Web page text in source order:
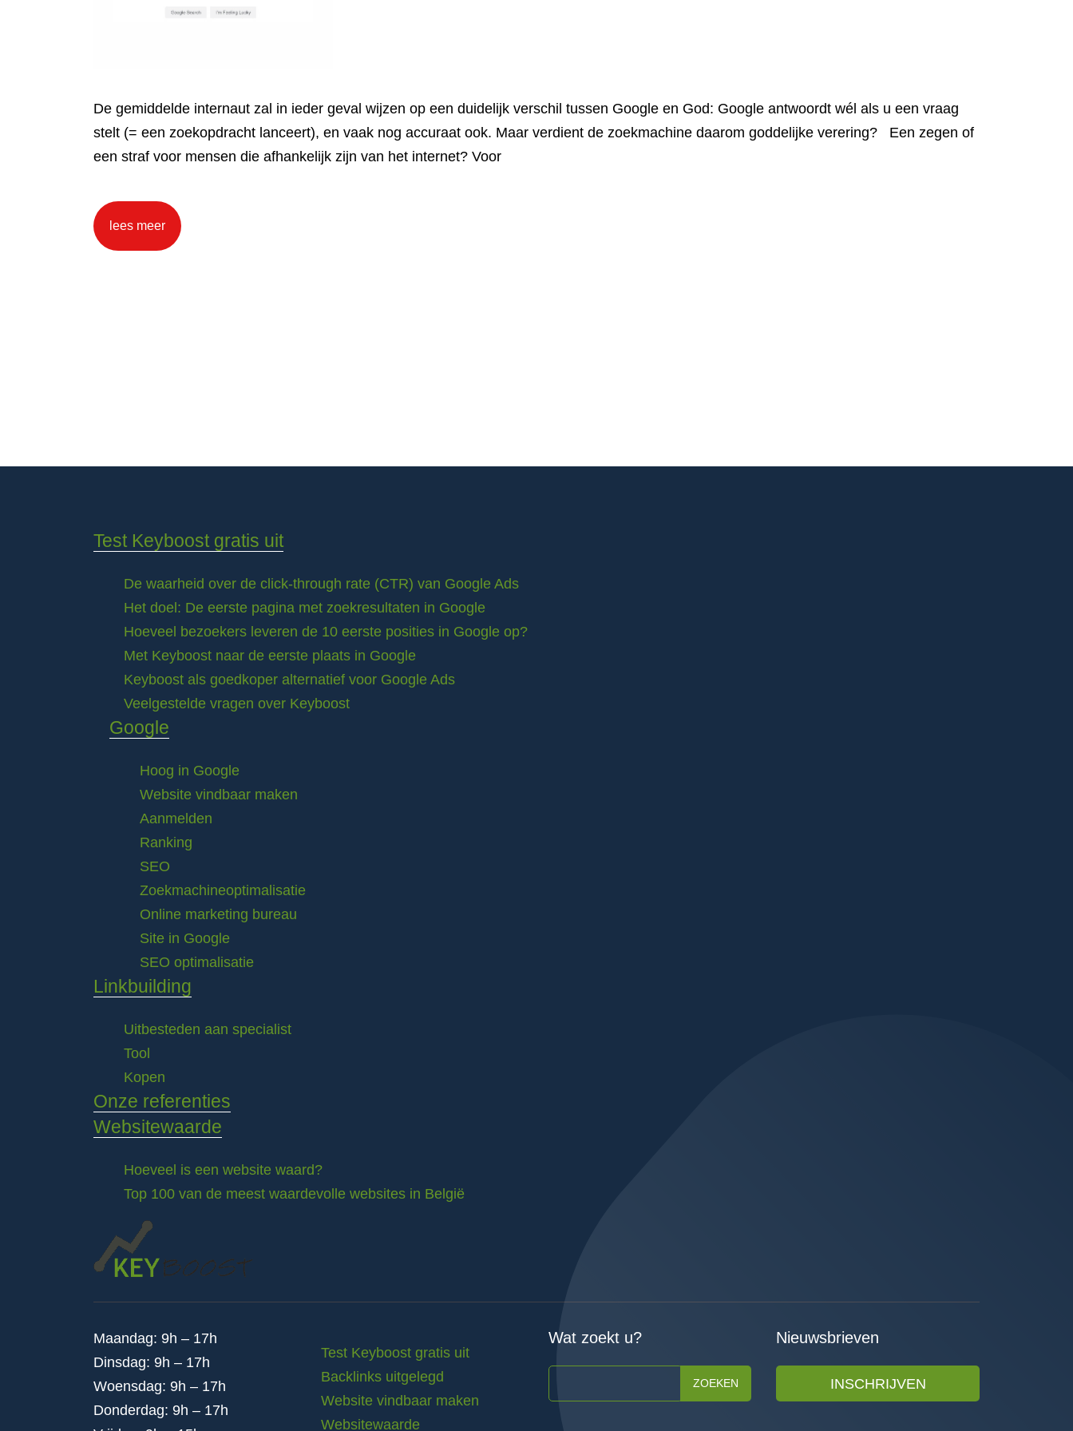
De gemiddelde internaut zal in ieder geval wijzen op een duidelijk verschil tussen Google en God: Google antwoordt wél als u een vraag
stelt (= een zoekopdracht lanceert), en vaak nog accuraat ook. Maar verdient de zoekmachine daarom goddelijke verering? Een zegen of
een straf voor mensen die afhankelijk zijn van het internet? Voor
lees meer
Test Keyboost gratis uit
De waarheid over de click-through rate (CTR) van Google Ads
Het doel: De eerste pagina met zoekresultaten in Google
Hoeveel bezoekers leveren de 10 eerste posities in Google op?
Met Keyboost naar de eerste plaats in Google
Keyboost als goedkoper alternatief voor Google Ads
Veelgestelde vragen over Keyboost
Google
Hoog in Google
Website vindbaar maken
Aanmelden
Ranking
SEO
Zoekmachineoptimalisatie
Online marketing bureau
Site in Google
SEO optimalisatie
Linkbuilding
Uitbesteden aan specialist
Tool
Kopen
Onze referenties
Websitewaarde
Hoeveel is een website waard?
Top 100 van de meest waardevolle websites in België
Maandag: 9h – 17h
Dinsdag: 9h – 17h
Woensdag: 9h – 17h
Donderdag: 9h – 17h
Test Keyboost gratis uit
Backlinks uitgelegd
Website vindbaar maken
Websitewaarde
Wat zoekt u?
ZOEKEN
Nieuwsbrieven
INSCHRIJVEN